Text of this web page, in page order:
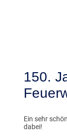
150.
Ein sehr
dabei!